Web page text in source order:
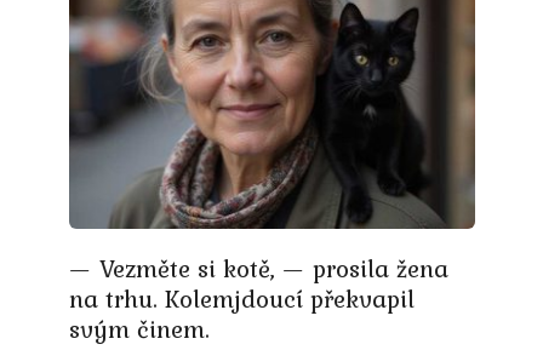
— Vezměte si kotě, — prosila žena
na trhu. Kolemjdoucí překvapil
svým činem.